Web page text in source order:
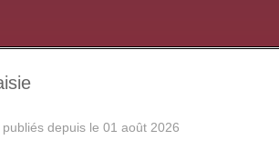
depuis le 01 août 2026